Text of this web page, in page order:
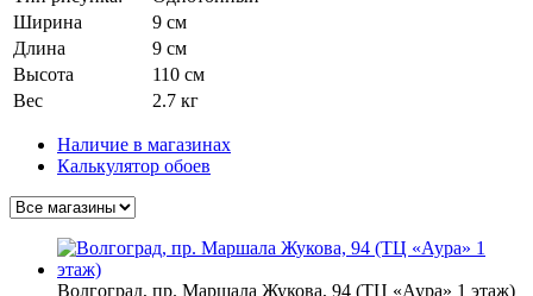
Ширина
9 см
Длина
9 см
Высота
110 см
Вес
2.7 кг
Наличие в магазинах
Калькулятор обоев
Волгоград, пр. Маршала Жукова, 94 (ТЦ «Аура» 1 этаж)